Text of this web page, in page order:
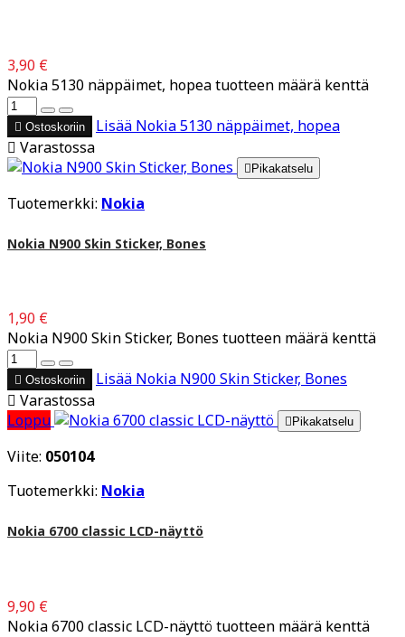
3,90 €
Nokia 5130 näppäimet, hopea tuotteen määrä kenttä
 Ostoskoriin Lisää Nokia 5130 näppäimet, hopea
 Varastossa
 Pikakatselu
Tuotemerkki: Nokia
Nokia N900 Skin Sticker, Bones
1,90 €
Nokia N900 Skin Sticker, Bones tuotteen määrä kenttä
 Ostoskoriin Lisää Nokia N900 Skin Sticker, Bones
 Varastossa
Loppu
 Pikakatselu
Viite: 050104
Tuotemerkki: Nokia
Nokia 6700 classic LCD-näyttö
9,90 €
Nokia 6700 classic LCD-näyttö tuotteen määrä kenttä